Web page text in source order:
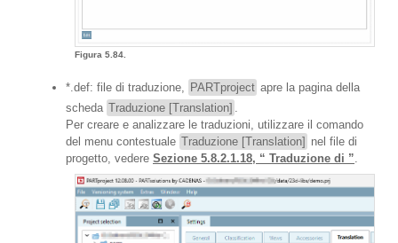
Figura 5.84.
*.def: file di traduzione, PARTproject apre la pagina della
scheda Traduzione [Translation]
Per creare e analizzare le traduzioni, utilizzare il comando
del menu contestuale Traduzione [Translation] nel file di
progetto, vedere Sezione 5.8.2.1.18, “ Traduzione di ”